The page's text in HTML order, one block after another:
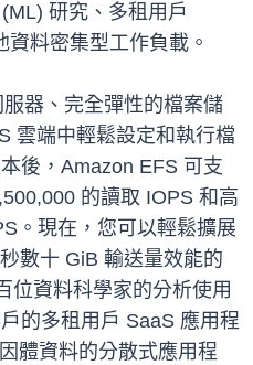
研究、多租用戶
料密集型工作負載。
器、完全彈性的檔案儲
雲端中輕鬆設定和執行檔
後，Amazon EFS 可支
的讀取 IOPS 和高
。現在，您可以輕鬆擴展
數十 GiB 輸送量效能的
位資料科學家的分析使用
的多租用戶 SaaS 應用程
體資料的分散式應用程